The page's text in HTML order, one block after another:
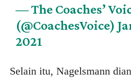
— The Coaches’
(@CoachesVoice)
2021
Selain itu, Nagelsmann